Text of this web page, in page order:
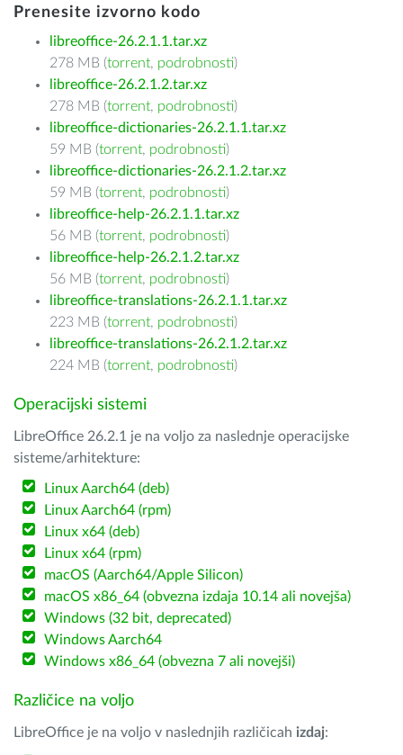
Prenesite izvorno kodo
libreoffice-26.2.1.1.tar.xz
278 MB (torrent, podrobnosti)
libreoffice-26.2.1.2.tar.xz
278 MB (torrent, podrobnosti)
libreoffice-dictionaries-26.2.1.1.tar.xz
59 MB (torrent, podrobnosti)
libreoffice-dictionaries-26.2.1.2.tar.xz
59 MB (torrent, podrobnosti)
libreoffice-help-26.2.1.1.tar.xz
56 MB (torrent, podrobnosti)
libreoffice-help-26.2.1.2.tar.xz
56 MB (torrent, podrobnosti)
libreoffice-translations-26.2.1.1.tar.xz
223 MB (torrent, podrobnosti)
libreoffice-translations-26.2.1.2.tar.xz
224 MB (torrent, podrobnosti)
Operacijski sistemi
LibreOffice 26.2.1 je na voljo za naslednje operacijske
sisteme/arhitekture:
Linux Aarch64 (deb)
Linux Aarch64 (rpm)
Linux x64 (deb)
Linux x64 (rpm)
macOS (Aarch64/Apple Silicon)
macOS x86_64 (obvezna izdaja 10.14 ali novejša)
Windows (32 bit, deprecated)
Windows Aarch64
Windows x86_64 (obvezna 7 ali novejši)
Različice na voljo
LibreOffice je na voljo v naslednjih različicah izdaj: